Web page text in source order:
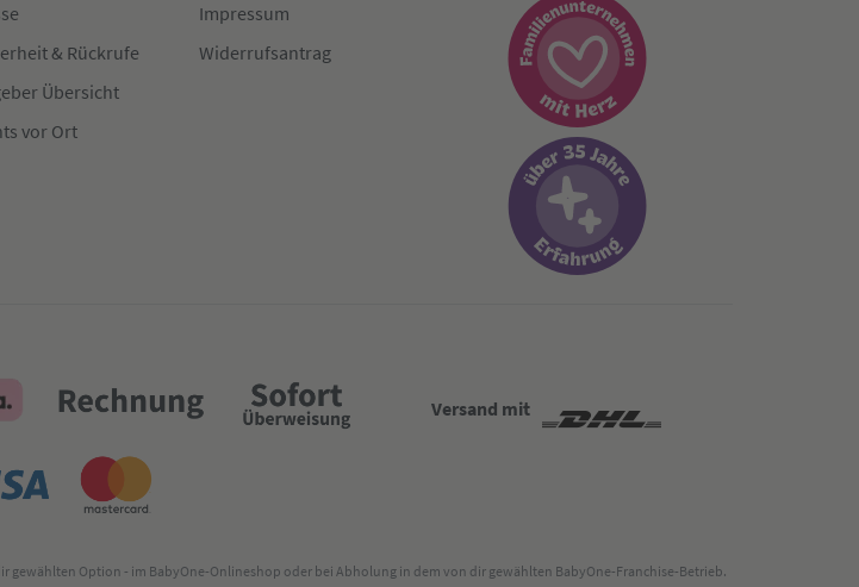
& Rückrufe
Übersicht
vor Ort
Impressum
Widerrufsantrag
Versand mit
gewählten Option - im BabyOne-Onlineshop oder bei Abholung in dem von dir gewählten BabyOne-Franchise-Betrieb.